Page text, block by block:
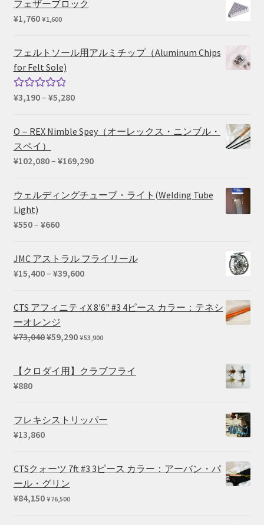
フェザーブロック
¥1,760 ¥1,600
フェルトソール用アルミチップ（Aluminum Chips
for Felt Sole)
5段階中
¥3,190– ¥5,280価
帯:
¥3,190
¥5,280
O－REX Nimble Spey（オーレックス・ニンブル・
スペイ）
¥102,080– ¥169,290価
ウェルディングチューブ・ライト(Welding Tube
Light)
¥550– ¥660価
帯:
JMC アストラル フライリール
¥15,400– ¥39,600価
帯:
CTS アフィニティX 8'6" #3 4ピース カラー：テネシ
ーオレンジ
¥73,040元
価
で
¥59,290現
の
¥59,290
¥53,900
【クロダイ用】クラブフライ
¥880
フレキシストリッパー
¥13,860
CTSクォーツ 7ft #3 3ピース カラー：アーバン・パ
ール・グリン
¥84,150 ¥76,500